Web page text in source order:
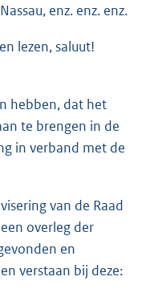
enz. enz. enz.
lezen, saluut!
hebben, dat het
te brengen in de
in verband met de
van de Raad
overleg der
en
verstaan bij deze: